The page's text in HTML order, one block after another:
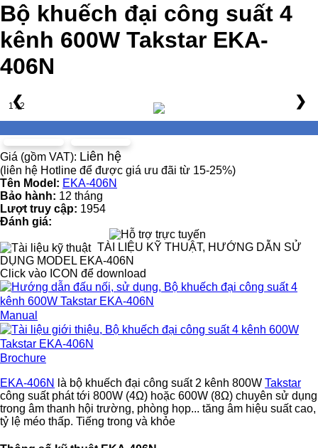
Bộ khuếch đại công suất 4
kênh 600W Takstar EKA-
406N
1 / 2
❮ ❯
Giá (gồm VAT): Liên hệ
(liên hệ Hotline để được giá ưu đãi từ 15-25%)
Tên Model: EKA-406N
Bảo hành: 12 tháng
Lượt truy cập: 1954
Đánh giá:
TÀI LIỆU KỸ THUẬT, HƯỚNG DẪN SỬ
DỤNG MODEL EKA-406N
Click vào ICON để download
Manual
Brochure
EKA-406N là bộ khuếch đại công suất 2 kênh 800W Takstar
công suất phát tới 800W (4Ω) hoặc 600W (8Ω) chuyên sử dụng
trong âm thanh hội trường, phòng họp... tăng âm hiệu suất cao,
tỷ lệ méo thấp. Tiếng trong và khỏe